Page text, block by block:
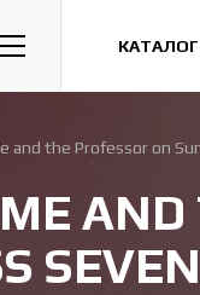
Казуальные
and the Professor on
AND